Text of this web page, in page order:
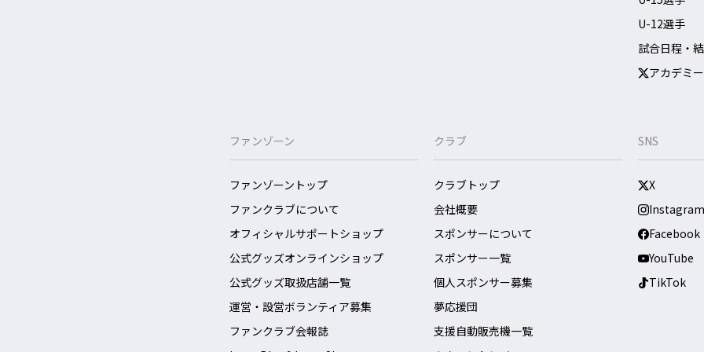
U-12選手
試合日程・
アカデミー
ファンゾーン
ファンゾーントップ
ファンクラブについて
オフィシャルサポートショップ
公式グッズオンラインショップ
公式グッズ取扱店舗一覧
運営・設営ボランティア募集
ファンクラブ会報誌
クラブ
クラブトップ
会社概要
スポンサーについて
スポンサー一覧
個人スポンサー募集
夢応援団
支援自動販売機一覧
SNS
X
Instagram
Facebook
YouTube
TikTok